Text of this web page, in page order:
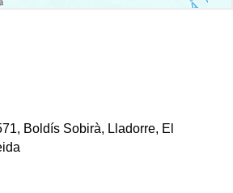
Boldís Sobirà, Lladorre, El